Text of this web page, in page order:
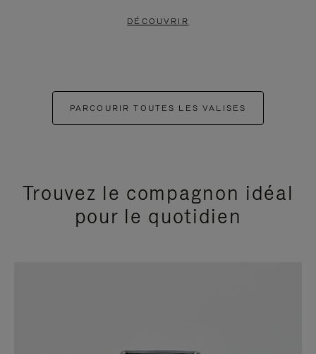
DÉCOUVRIR
PARCOURIR TOUTES LES VALISES
Trouvez le compagnon idéal
pour le quotidien